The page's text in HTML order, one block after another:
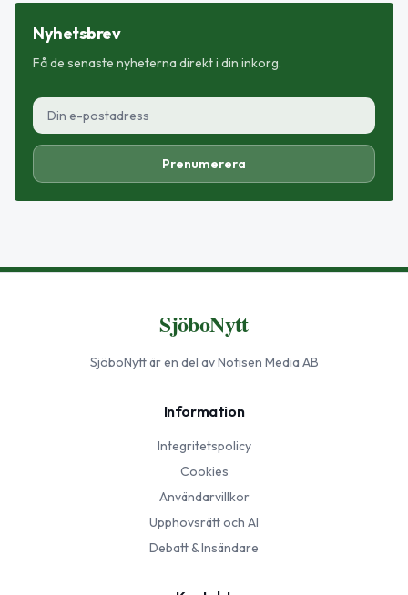
Nyhetsbrev
Få de senaste nyheterna direkt i din inkorg.
Prenumerera
SjöboNytt
SjöboNyttär en del av Notisen Media AB
Information
Integritetspolicy
Cookies
Användarvillkor
Upphovsrätt och AI
Debatt & Insändare